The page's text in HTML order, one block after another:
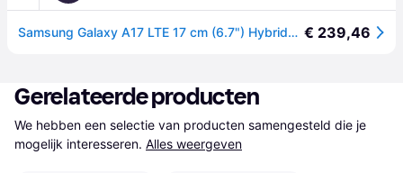
Samsung Galaxy A17 LTE 17 cm (6.7") Hybride Dual SIM 4G SM-A175FZKEEUB € 239,46
Gerelateerde producten
We hebben een selectie van producten samengesteld die je
mogelijk interesseren. Alles weergeven